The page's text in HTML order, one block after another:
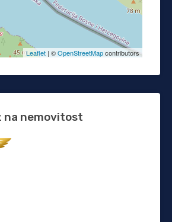
Leaflet | ©OpenStreetMapcontributors
na nemovitost